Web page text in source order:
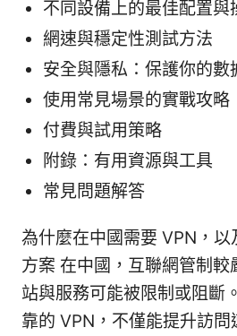
不同設備上的最佳配置與
網速與穩定性測試方法
安全與隱私：保護你的數
使用常見場景的實戰攻略
付費與試用策略
附錄：有用資源與工具
常見問題解答
為什麼在中國需要 VPN，以
方案 在中國，互聯網管制較
站與服務可能被限制或阻斷
靠的 VPN，不僅能提升訪